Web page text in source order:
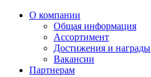
О компании
Общая информация
Ассортимент
Достижения и награды
Вакансии
Партнерам